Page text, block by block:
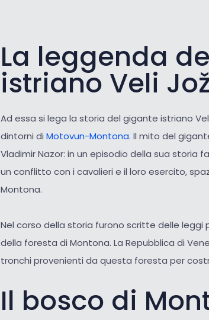
La leggenda
istriano Veli
Ad essa si lega la storia del gigante istriano
dintorni di Motovun-Montona. Il mito del
Vladimir Nazor: in un episodio della sua storia
un conflitto con i cavalieri e il loro esercito,
Montona.
Nel corso della storia furono scritte delle
della foresta di Montona. La Repubblica di
tronchi provenienti da questa foresta per
Il bosco di